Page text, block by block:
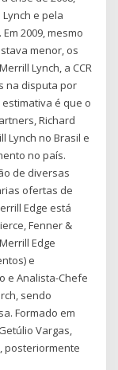
e pela
2009, mesmo
menor, os
Lynch, a CCR
na disputa por
é que o
Richard
Lynch no Brasil e
no paí­s.
de diversas
ofertas de
Edge está
Fenner &
Edge
e
e Analista-Chefe
sendo
Formado em
Vargas,
posteriormente